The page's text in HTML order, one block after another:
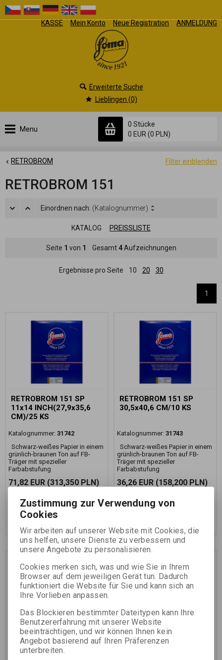
KASSE Mein Konto Neue Registration ANMELDUNG
Menu
0 Stücke
0 EUR (0 PLN)
Erweiterte Suche
Lieblingen (0)
Filter einblenden
RETROBROM
RETROBROM 151
Einordnen nach: (Katalognummer)
KATALOG PREISSLISTE
Seite 1 von 1 Gesamt 4Aufzeichnungen
Ergebnisse pro Seite 10 20 30
1
RETROBROM 151 SP
11x14 INCH(27,9x35,6
CM)/25 KS
Katalognummer: 31742
Schwarz-weißes Papier in einem
grünlich-braunen Ton auf FB-
Träger mit spezieller
Farbabstufung
71,82 EUR (313,350 PLN)
Preiss ohne Ust.:)
Im Warenkorb
RETROBROM 151 SP
30,5x40,6 CM/10 KS
Katalognummer: 31743
Schwarz-weißes Papier in einem
grünlich-braunen Ton auf FB-
Träger mit spezieller
Farbabstufung
36,26 EUR (158,200 PLN)
Preiss ohne Ust.:)
RETROBROM 151 SP
16x20 INCH(40,6x50,8
CM)/25 KS
10,0 %
RETROBROM 151 SP
50,8x61 CM/10 KS
Zustimmung zur Verwendung von
Cookies
Wir arbeiten auf unserer Website mit Cookies, die
uns helfen, unsere Dienste zu verbessern und
unsere Angebote zu personalisieren.
Cookies merken sich, was und wie Sie in Ihrem
Browser auf dem jeweiligen Gerät tun. Dadurch
funktioniert die Website für Sie und kann sich an
Ihre Vorlieben anpassen.
Das Blockieren bestimmter Dateitypen kann Ihre
Benutzererfahrung mit unserer Website
beeinträchtigen, und wir können Ihnen kein
Angebot basierend auf Ihren Präferenzen
unterbreiten.